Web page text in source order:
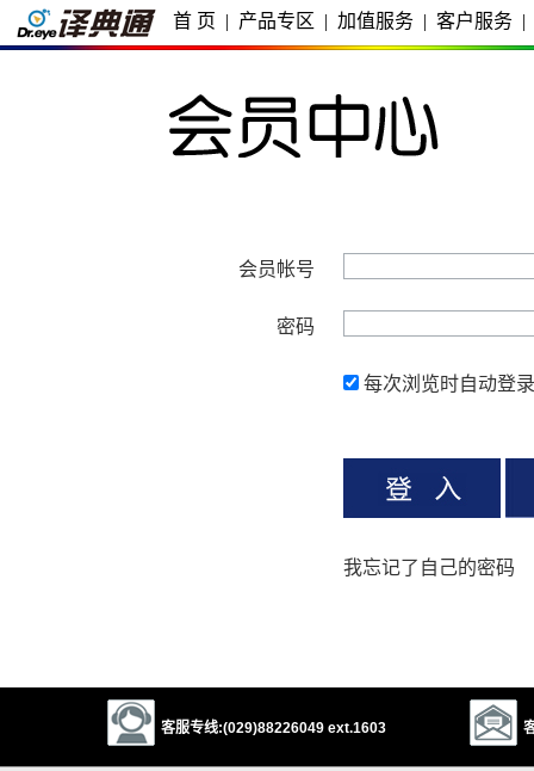
首 页 | 产品专区 | 加值服务 | 客户服务 |
会员帐号
密码
每次浏览时自动登录
我忘记了自己的密码
客服专线:(029)88226049 ext.1603